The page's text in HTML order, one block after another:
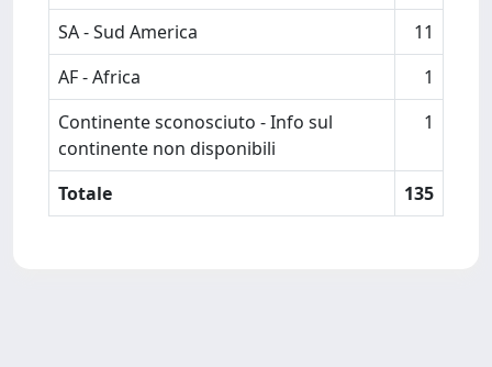
SA - Sud America
11
AF - Africa
1
Continente sconosciuto - Info sul
continente non disponibili
1
Totale 135